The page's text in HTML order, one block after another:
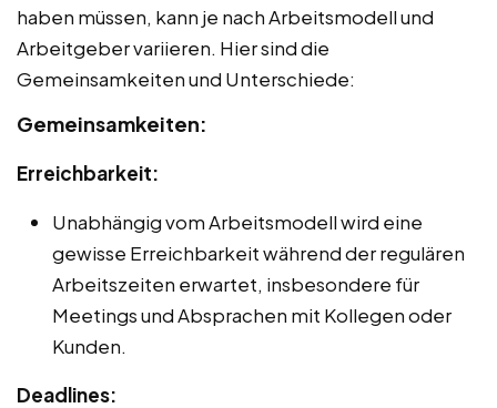
haben müssen, kann je nach Arbeitsmodell und
Arbeitgeber variieren. Hier sind die
Gemeinsamkeiten und Unterschiede:
Gemeinsamkeiten:
Erreichbarkeit:
Unabhängig vom Arbeitsmodell wird eine
gewisse Erreichbarkeit während der regulären
Arbeitszeiten erwartet, insbesondere für
Meetings und Absprachen mit Kollegen oder
Kunden.
Deadlines: